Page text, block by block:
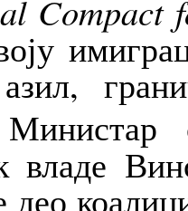
Compact
Министар
владе
део